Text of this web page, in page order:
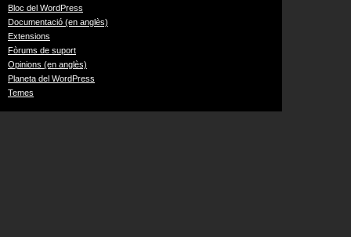
Bloc del WordPress
Documentació (en anglès)
Extensions
Fòrums de suport
Opinions (en anglès)
Planeta del WordPress
Temes